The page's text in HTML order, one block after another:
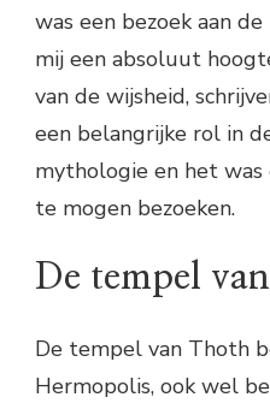
was een bezoek aan
mij een absoluut
van de wijsheid,
een belangrijke rol in
mythologie en het
te mogen bezoeken.
De tempel
De tempel van Thoth
Hermopolis, ook wel